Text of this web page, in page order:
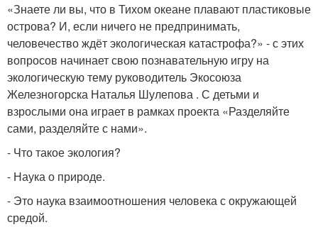
«Знаете ли вы, что в Тихом океане плавают пластиковые
острова? И, если ничего не предпринимать,
человечество ждёт экологическая катастрофа?» - с этих
вопросов начинает свою познавательную игру на
экологическую тему руководитель Экосоюза
Железногорска Наталья Шулепова . С детьми и
взрослыми она играет в рамках проекта «Разделяйте
сами, разделяйте с нами».
- Что такое экология?
- Наука о природе.
- Это наука взаимоотношения человека с окружающей
средой.